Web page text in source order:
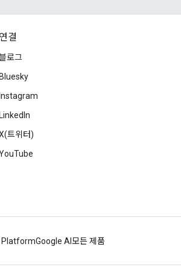
연결
로그
Bluesky
Instagram
LinkedIn
트위터)
PlatformGoogle AI 모든 제품